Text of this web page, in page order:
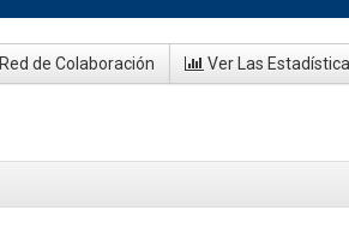
Red de Colaboración Ver Las